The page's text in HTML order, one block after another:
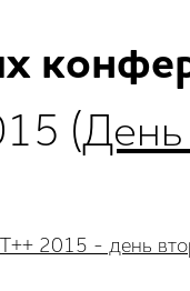
(
2015 - день